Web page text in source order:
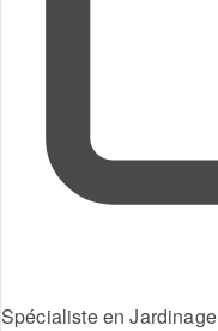
Spécialiste en Jardinage